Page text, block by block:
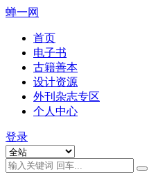
蝉一网
首页
电子书
古籍善本
设计资源
外刊杂志专区
个人中心
登录